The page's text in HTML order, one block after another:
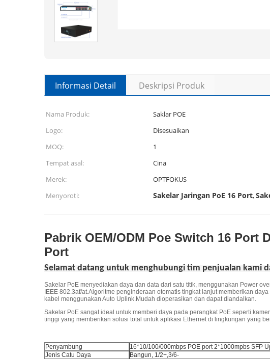
Informasi Detail Deskripsi Produk
Nama Produk: Saklar POE
Logo:
Disesuaikan
MOQ:
1
Tempat asal:
Cina
Merek:
OPTFOKUS
Menyoroti:
Sakelar Jaringan PoE 16 Port,
Pabrik OEM/ODM Poe Switch 16 Port
Port
Selamat datang untuk menghubungi tim penjualan kami
Sakelar PoE menyediakan daya dan data dari satu titik, menggunakan Power
IEEE 802.3af/at.Algoritme penginderaan otomatis tingkat lanjut memberikan
kabel menggunakan Auto Uplink.Mudah dioperasikan dan dapat diandalkan.
Sakelar PoE sangat ideal untuk memberi daya pada perangkat PoE seperti
tinggi yang memberikan solusi total untuk aplikasi Ethernet di lingkungan yang
Penyambung
16*10/100/000mbps POE port 2*1000mpbs SFP
Jenis Catu Daya
Bangun, 1/2+,3/6-